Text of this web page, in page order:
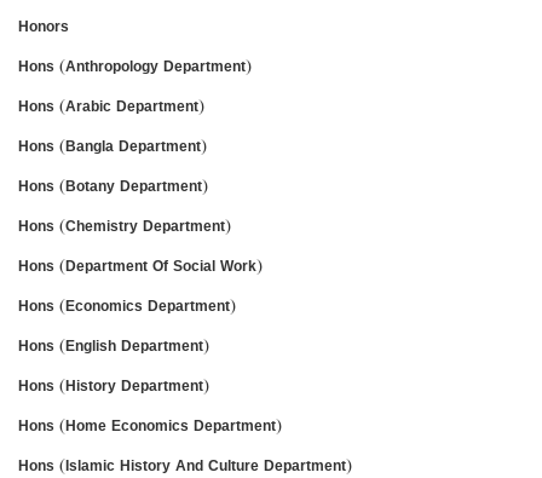
Honors
Hons (Anthropology Department)
Hons (Arabic Department)
Hons (Bangla Department)
Hons (Botany Department)
Hons (Chemistry Department)
Hons (Department Of Social Work)
Hons (Economics Department)
Hons (English Department)
Hons (History Department)
Hons (Home Economics Department)
Hons (Islamic History And Culture Department)